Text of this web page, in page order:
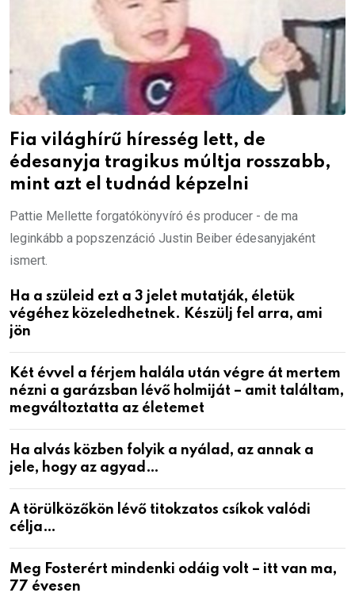
Fia világhírű híresség lett, de
édesanyja tragikus múltja rosszabb,
mint azt el tudnád képzelni
Pattie Mellette forgatókönyvíró és producer - de ma
leginkább a popszenzáció Justin Beiber édesanyjaként
ismert.
Ha a szüleid ezt a 3 jelet mutatják, életük
végéhez közeledhetnek. Készülj fel arra, ami
jön
Két évvel a férjem halála után végre át mertem
nézni a garázsban lévő holmiját – amit találtam,
megváltoztatta az életemet
Ha alvás közben folyik a nyálad, az annak a
jele, hogy az agyad…
A törülközőkön lévő titokzatos csíkok valódi
célja…
Meg Fosterért mindenki odáig volt – itt van ma,
77 évesen